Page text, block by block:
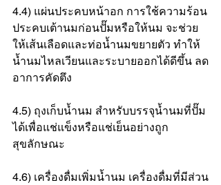
4.4) แผ่นประคบหน้าอก การใช้ความร้อน
ประคบเต้านมก่อนปั๊มหรือให้นม จะช่วย
ให้เส้นเลือดและท่อน้ำนมขยายตัว ทำให้
น้ำนมไหลเวียนและระบายออกได้ดีขึ้น ลด
อาการคัดตึง
4.5) ถุงเก็บน้ำนม สำหรับบรรจุน้ำนมที่ปั๊ม
ได้เพื่อแช่แข็งหรือแช่เย็นอย่างถูก
สุขลักษณะ
4.6) เครื่องดื่มเพิ่มน้ำนม เครื่องดื่มที่มีส่วน